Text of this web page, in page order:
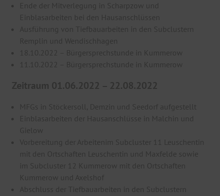
Ende der Mitverlegung in Scharpzow und
Einblasarbeiten bei den Hausanschlüssen
Ausführung von Tiefbauarbeiten in den Subclustern
Remplin und Wendischhagen
18.10.2022 – Bürgersprechstunde in Kummerow
11.10.2022 – Bürgersprechstunde in Kummerow
Zeitraum 01.06.2022 – 22.08.2022
MFGs in Stöckersoll, Demzin und Seedorf aufgestellt
Einblasarbeiten der Hausanschlüsse in Malchin und
Gielow
Vorbereitung der Arbeitenim Subcluster 11 Leuschentin
mit den Ortschaften Leuschentin und Maxfelde sowie
im Subcluster 12 Kummerow mit den Ortschaften
Kummerow und Axelshof
Abschluss der Tiefbauarbeiten in den Subclustern